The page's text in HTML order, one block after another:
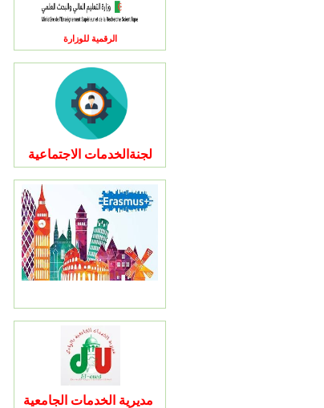
الرقمية للوزارة
لجنةالخدمات الاجتماعية
مديرية الخدمات الجامعية